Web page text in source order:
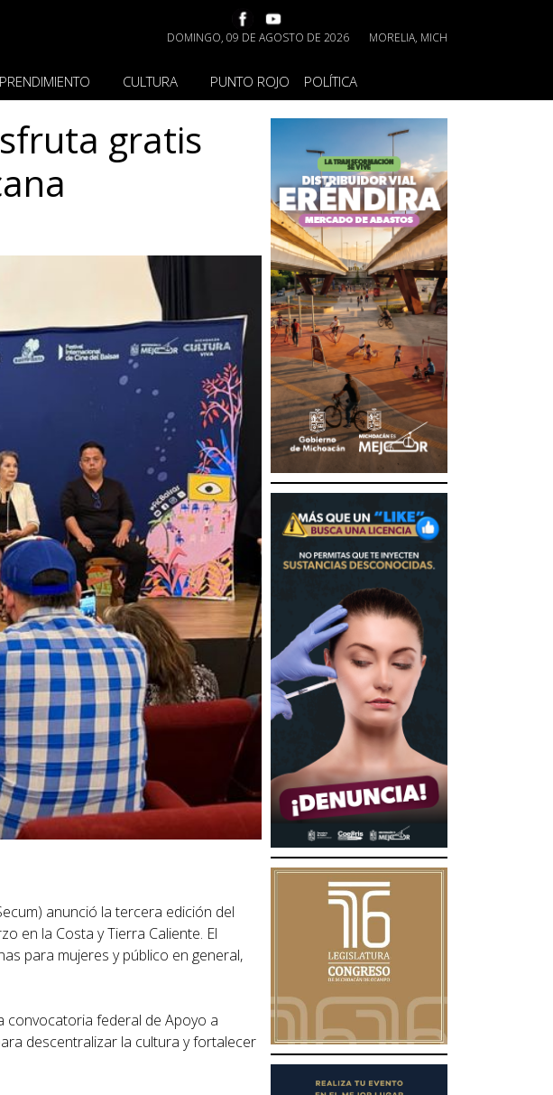
DOMINGO, 09 DE AGOSTO DE 2026 MORELIA, MICH
CULTURA PUNTO ROJO POLÍTICA
gratis
anunció la tercera edición del
en la Costa y Tierra Caliente. El
para mujeres y público en general,
convocatoria federal de Apoyo a
descentralizar la cultura y fortalecer